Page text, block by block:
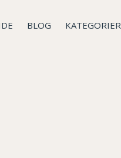
BLOG KATEGORIER